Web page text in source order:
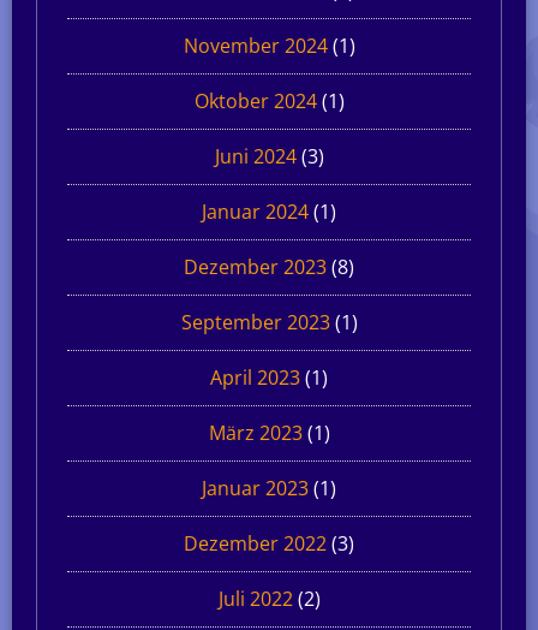
November 2024(1)
Oktober 2024(1)
Juni 2024(3)
Januar 2024(1)
Dezember 2023(8)
September 2023(1)
April 2023(1)
März 2023(1)
Januar 2023(1)
Dezember 2022(3)
Juli 2022(2)